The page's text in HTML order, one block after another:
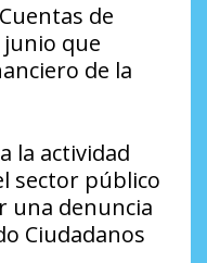
de
junio que
de la
la actividad
sector público
una denuncia
Ciudadanos